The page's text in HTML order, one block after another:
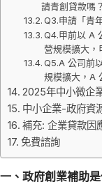
請青創貸款嗎？
Q3.申請「青
Q4.甲前以 A
營規模擴大，
Q5.A 公司前
規模擴大，A
2025年中小微企
中小企業-政府資
補充: 企業貸款因
免費諮詢
一、 政府創業補助是